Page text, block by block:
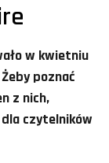
w kwietniu
poznać
z nich,
czytelników